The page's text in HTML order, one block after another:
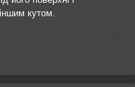
кутом.